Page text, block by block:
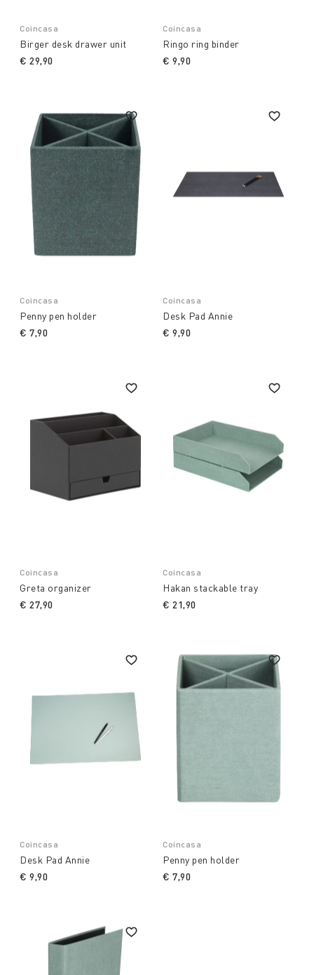
Coincasa
Birger desk drawer unit
€ 29,90
Coincasa
Ringo ring binder
€ 9,90
Coincasa
Penny pen holder
€ 7,90
Coincasa
Desk Pad Annie
€ 9,90
Coincasa
Greta organizer
€ 27,90
Coincasa
Hakan stackable tray
€ 21,90
Coincasa
Desk Pad Annie
€ 9,90
Coincasa
Penny pen holder
€ 7,90